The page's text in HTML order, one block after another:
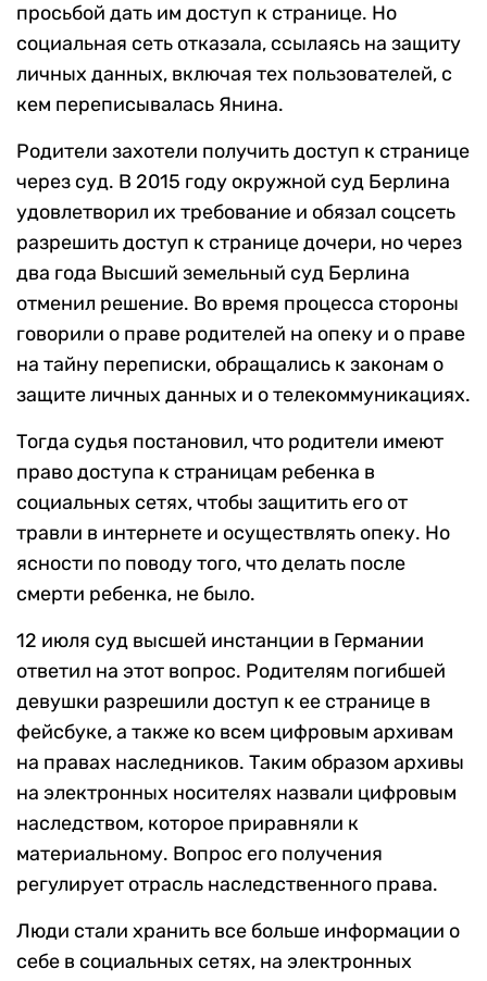
просьбой дать им доступ к странице. Но
социальная сеть отказала, ссылаясь на защиту
личных данных, включая тех пользователей, с
кем переписывалась Янина.
Родители захотели получить доступ к странице
через суд. В 2015 году окружной суд Берлина
удовлетворил их требование и обязал соцсеть
разрешить доступ к странице дочери, но через
два года Высший земельный суд Берлина
отменил решение. Во время процесса стороны
говорили о праве родителей на опеку и о праве
на тайну переписки, обращались к законам о
защите личных данных и о телекоммуникациях.
Тогда судья постановил, что родители имеют
право доступа к страницам ребенка в
социальных сетях, чтобы защитить его от
травли в интернете и осуществлять опеку. Но
ясности по поводу того, что делать после
смерти ребенка, не было.
12 июля суд высшей инстанции в Германии
ответил на этот вопрос. Родителям погибшей
девушки разрешили доступ к ее странице в
фейсбуке, а также ко всем цифровым архивам
на правах наследников. Таким образом архивы
на электронных носителях назвали цифровым
наследством, которое приравняли к
материальному. Вопрос его получения
регулирует отрасль наследственного права.
Люди стали хранить все больше информации о
себе в социальных сетях, на электронных